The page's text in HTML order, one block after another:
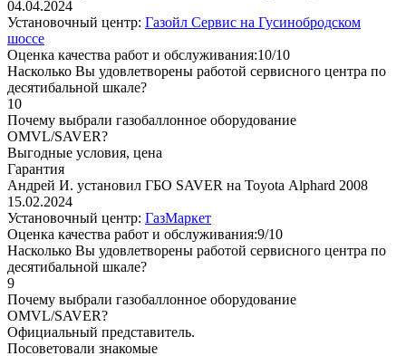
04.04.2024
Установочный центр: Газойл Сервис на Гусинобродском
шоссе
Оценка качества работ и обслуживания:10/10
Насколько Вы удовлетворены работой сервисного центра по
десятибальной шкале?
10
Почему выбрали газобаллонное оборудование
OMVL/SAVER?
Выгодные условия, цена
Гарантия
Андрей И. установил ГБО SAVER на Toyota Alphard 2008
15.02.2024
Установочный центр: ГазМаркет
Оценка качества работ и обслуживания:9/10
Насколько Вы удовлетворены работой сервисного центра по
десятибальной шкале?
9
Почему выбрали газобаллонное оборудование
OMVL/SAVER?
Официальный представитель.
Посоветовали знакомые